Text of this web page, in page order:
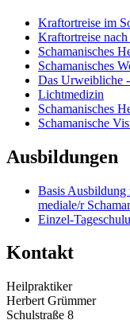
Kraftortreise im
Kraftortreise
Schamanisches
Schamanisches
Das Urweibliche
Lichtmedizin
Schamanisches
Schamanische
Ausbildungen
Basis
mediale/r
Einzel-
Kontakt
Heilpraktiker
Herbert Grümmer
Schulstraße 8